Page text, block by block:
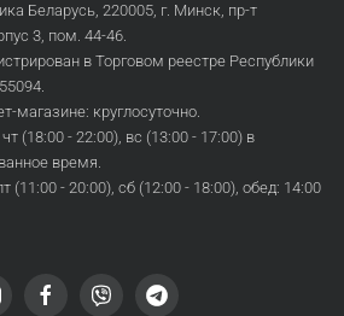
Беларусь, 220005, г. Минск, пр-т
3, пом. 44-46.
в Торговом реестре Республики
магазине: круглосуточно.
(18:00 - 22:00), вс (13:00 - 17:00) в
время.
(11:00 - 20:00), сб (12:00 - 18:00), обед: 14:00